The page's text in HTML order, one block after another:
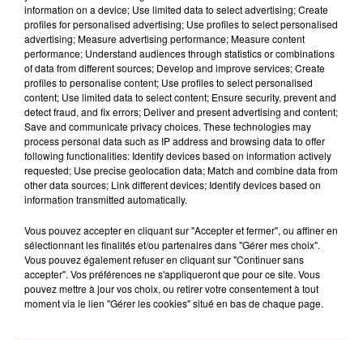
arguments devaient être bons"précise-t-il. En
septembre prochain, l'école des Cormiers conservera
ses quatre classes.
À LA UNE
7 août 2026
information on a device; Use limited data to select advertising; Create
profiles for personalised advertising; Use profiles to select personalised
advertising; Measure advertising performance; Measure content
performance; Understand audiences through statistics or combinations
of data from different sources; Develop and improve services; Create
profiles to personalise content; Use profiles to select personalised
content; Use limited data to select content; Ensure security, prevent and
detect fraud, and fix errors; Deliver and present advertising and content;
Save and communicate privacy choices. These technologies may
process personal data such as IP address and browsing data to offer
following functionalities: Identify devices based on information actively
requested; Use precise geolocation data; Match and combine data from
other data sources; Link different devices; Identify devices based on
information transmitted automatically.
Vous pouvez accepter en cliquant sur "Accepter et fermer", ou affiner en
sélectionnant les finalités et/ou partenaires dans "Gérer mes choix".
Vous pouvez également refuser en cliquant sur "Continuer sans
accepter". Vos préférences ne s'appliqueront que pour ce site. Vous
pouvez mettre à jour vos choix, ou retirer votre consentement à tout
moment via le lien "Gérer les cookies" situé en bas de chaque page.